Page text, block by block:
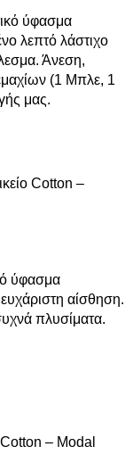
ύφασμα
λεπτό λάστιχο
Άνεση,
(1 Μπλε, 1
μας.
Cotton –
ύφασμα
αίσθηση.
πλυσίματα.
– Modal